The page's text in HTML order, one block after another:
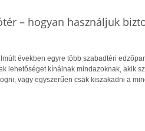
– hogyan használjuk
években egyre több szabadtéri
lehetőséget kínálnak mindazoknak, akik
vagy egyszerűen csak kiszakadni a